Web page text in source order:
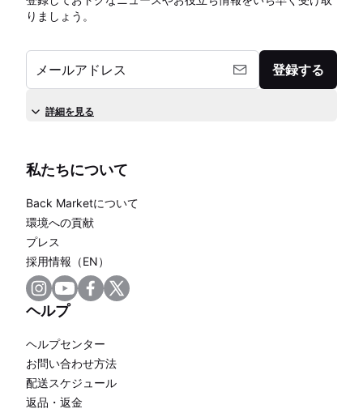
りましょう。
メールアドレス 登録する
詳細を見る
私たちについて
Back Marketについて
環境への貢献
プレス
採用情報（EN）
ヘルプ
ヘルプセンター
お問い合わせ方法
配送スケジュール
返品・返金